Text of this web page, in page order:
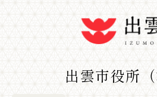
おたすけア
出雲市役所（